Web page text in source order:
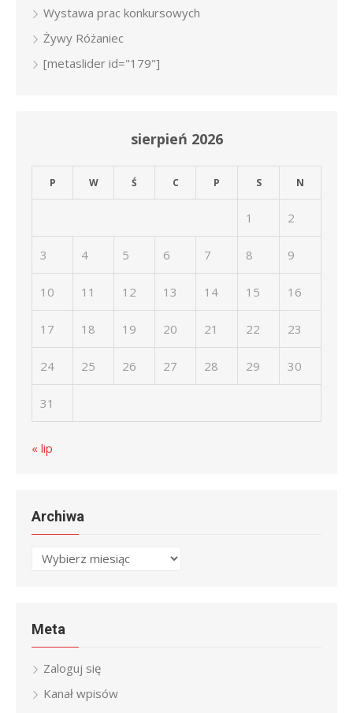
Wystawa prac konkursowych
Żywy Różaniec
[metaslider id="179"]
sierpień 2026
P W Ś C P S N
1 2
3 4 5 6 7 8 9
10 11 12 13 14 15 16
17 18 19 20 21 22 23
24 25 26 27 28 29 30
31
« lip
Archiwa
Archiwa
Meta
Zaloguj się
Kanał wpisów